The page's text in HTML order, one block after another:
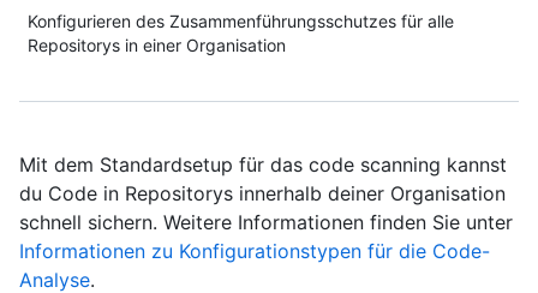
Konfigurieren des Zusammenführungsschutzes für alle
Repositorys in einer Organisation
Mit dem Standardsetup für das code scanning kannst
du Code in Repositorys innerhalb deiner Organisation
schnell sichern. Weitere Informationen finden Sie unter
Informationen zu Konfigurationstypen für die Code-
Analyse.